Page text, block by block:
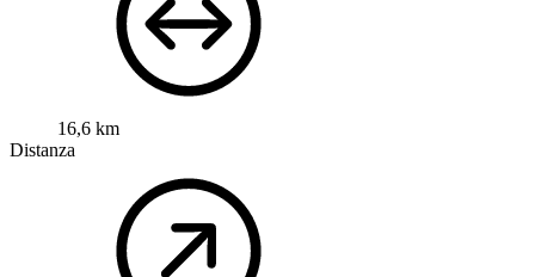
16,6 km
Distanza